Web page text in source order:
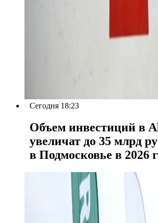
Сегодня 18:23
Объем инвестиций в
увеличат до 35 млрд
в Подмосковье в 2026